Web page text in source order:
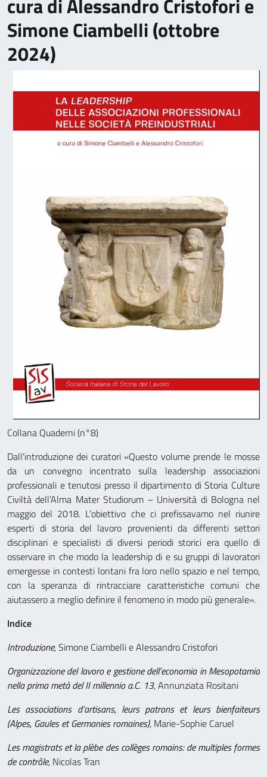
cura di Alessandro Cristofori e
Simone Ciambelli (ottobre
2024)
Collana Quaderni (n°8)
Dall'introduzione dei curatori «Questo volume prende le mosse
da un convegno incentrato sulla leadership associazioni
professionali e tenutosi presso il dipartimento di Storia Culture
Civiltà dell’Alma Mater Studiorum – Università di Bologna nel
maggio del 2018. L’obiettivo che ci prefissavamo nel riunire
esperti di storia del lavoro provenienti da differenti settori
disciplinari e specialisti di diversi periodi storici era quello di
osservare in che modo la leadership di e su gruppi di lavoratori
emergesse in contesti lontani fra loro nello spazio e nel tempo,
con la speranza di rintracciare caratteristiche comuni che
aiutassero a meglio definire il fenomeno in modo più generale».
Indice
Introduzione, Simone Ciambelli e Alessandro Cristofori
Organizzazione del lavoro e gestione dell’economia in Mesopotamia
nella prima metà del II millennio a.C. 13, Annunziata Rositani
Les associations d’artisans, leurs patrons et leurs bienfaiteurs
(Alpes, Gaules et Germanies romaines), Marie-Sophie Caruel
Les magistrats et la plèbe des collèges romains: de multiples formes
de contrôle, Nicolas Tran